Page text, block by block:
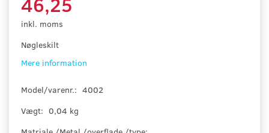
inkl. moms
Nøgleskilt
Mere information
Model/varenr.: 4002
Vægt: 0,04 kg